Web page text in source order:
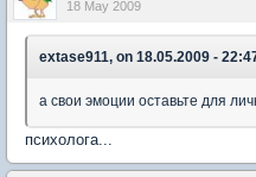
18 May 2009
extase911, on 18.05.2009 -
а свои эмоции оставьте для
психолога...